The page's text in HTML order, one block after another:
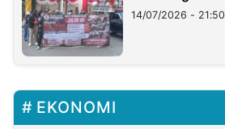
Lampung
14/07/2026 - 21:50
EKONOMI